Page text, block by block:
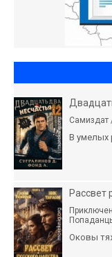
Самиздат
В умелых
Рассвет
Оковы